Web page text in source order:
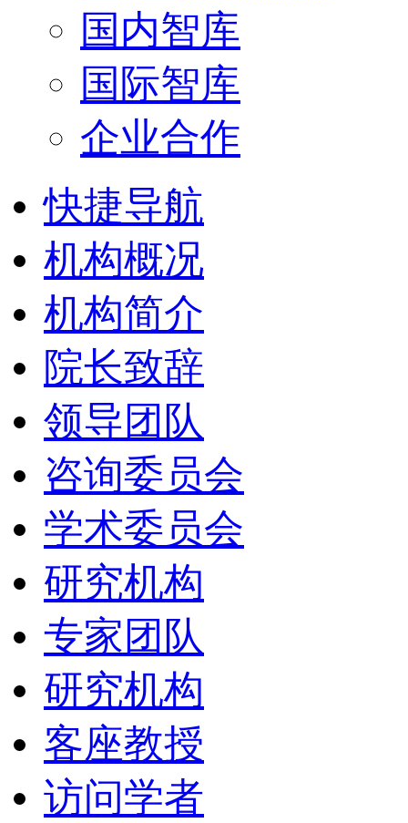
国内智库
国际智库
企业合作
快捷导航
机构概况
机构简介
院长致辞
领导团队
咨询委员会
学术委员会
研究机构
专家团队
研究机构
客座教授
访问学者